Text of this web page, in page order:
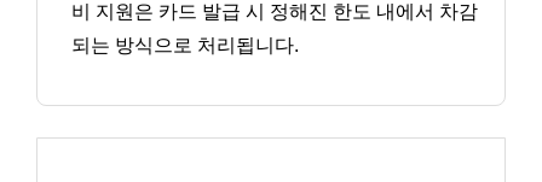
비 지원은 카드 발급 시 정해진 한도 내에서 차감
되는 방식으로 처리됩니다.